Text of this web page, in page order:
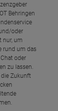
Behringen
oder
nur, um
rund um das
oder
zu lassen.
Zukunft